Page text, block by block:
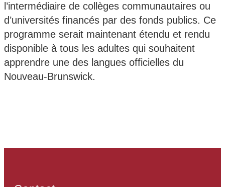
l’intermédiaire de collèges communautaires ou
d’universités financés par des fonds publics. Ce
programme serait maintenant étendu et rendu
disponible à tous les adultes qui souhaitent
apprendre une des langues officielles du
Nouveau-Brunswick.